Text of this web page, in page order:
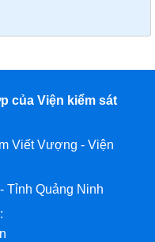
của Viện kiểm sát
Viết Vượng - Viện
Tỉnh Quảng Ninh